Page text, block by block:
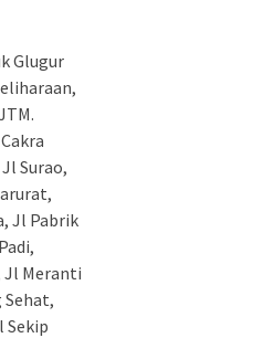
Glugur
Surao,
Jl Pabrik
Jl Meranti
Sehat,
Sekip